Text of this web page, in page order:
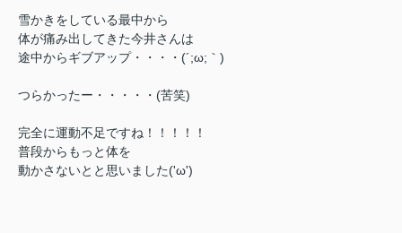
雪かきをしている最中から
体が痛み出してきた今井さんは
途中からギブアップ・・・・(´;ω;｀)
つらかったー・・・・・(苦笑)
完全に運動不足ですね！！！！！
普段からもっと体を
動かさないとと思いました('ω')